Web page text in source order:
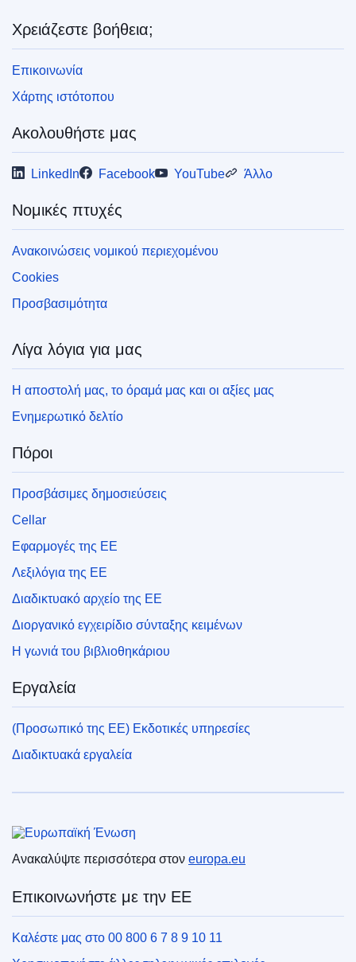
OJ : JOL_2017_185_R_0010
Χρειάζεστε βοήθεια;
Επικοινωνία
Χάρτης ιστότοπου
Ακολουθήστε μας
LinkedIn Facebook YouTube Άλλο
Νομικές πτυχές
Ανακοινώσεις νομικού περιεχομένου
Cookies
Προσβασιμότητα
Λίγα λόγια για μας
Η αποστολή μας, το όραμά μας και οι αξίες μας
Ενημερωτικό δελτίο
Πόροι
Προσβάσιμες δημοσιεύσεις
Cellar
Εφαρμογές της ΕΕ
Λεξιλόγια της ΕΕ
Διαδικτυακό αρχείο της ΕΕ
Διοργανικό εγχειρίδιο σύνταξης κειμένων
Η γωνιά του βιβλιοθηκάριου
Εργαλεία
(Προσωπικό της ΕΕ) Εκδοτικές υπηρεσίες
Διαδικτυακά εργαλεία
Ανακαλύψτε περισσότερα στον europa.eu
Επικοινωνήστε με την ΕΕ
Καλέστε μας στο 00 800 6 7 8 9 10 11